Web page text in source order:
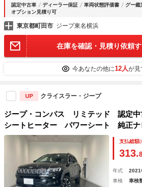
認定中古車 ディーラー保証 車両状態評価書 グー鑑
オプション見積り可
東京都町田市 ジープ東名横浜
在庫を確認・見積り依頼
今あなたの他に12人が見
UP クライスラー・ジープ
ジープ・コンパス リミテッド 認定
シートヒーター パワーシート 純正
ＥＴＣ ブラインドスポットモニター
支払総額(
313.
年式 2021
車検
車検